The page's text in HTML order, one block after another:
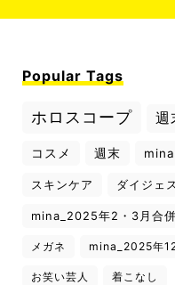
Popular Tags
ホロスコープ 週
コスメ 週末
スキンケア ダイジェ
mina_2025年2・3月合
メガネ mina_2025年
お笑い芸人 着こなし